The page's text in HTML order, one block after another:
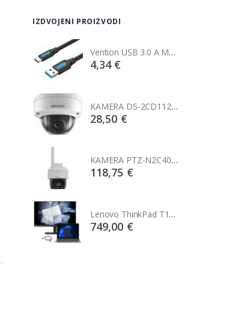
IZDVOJENI PROIZVODI
Vention USB 3.0 A Male to C Male Cable 1M Black
4,34 €
KAMERA DS-2CD1121-I(2.8mm)
28,50 €
KAMERA PTZ-N2C400I-W (2.8mm)
118,75 €
Lenovo ThinkPad T14s Gen2 i5-1145G7, 16GB, 256GB SSD + 24' 2k USB-C
749,00 €